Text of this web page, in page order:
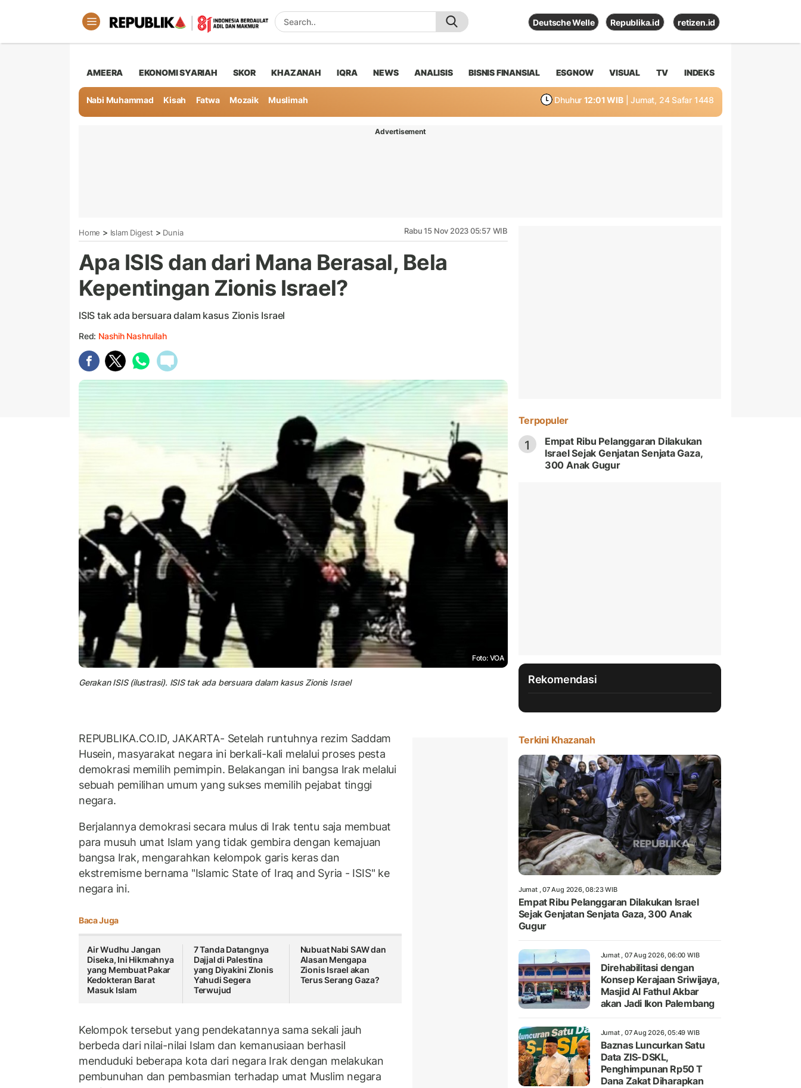
Deutsche Welle Republika.id retizen.id
AMEERA EKONOMI SYARIAH SKOR KHAZANAH IQRA NEWS ANALISIS BISNIS FINANSIAL ESGNOW VISUAL TV INDEKS
Nabi Muhammad Kisah Fatwa Mozaik Muslimah Dhuhur 12:01 WIB | Jumat, 24 Safar 1448
Advertisement
Home > Islam Digest > Dunia Rabu 15 Nov 2023 05:57 WIB
Apa ISIS dan dari Mana Berasal, Bela
Kepentingan Zionis Israel?
ISIS tak ada bersuara dalam kasus Zionis Israel
Red: Nashih Nashrullah
Foto: VOA
Gerakan ISIS (ilustrasi). ISIS tak ada bersuara dalam kasus Zionis Israel
REPUBLIKA.CO.ID, JAKARTA- Setelah runtuhnya rezim Saddam
Husein, masyarakat negara ini berkali-kali melalui proses pesta
demokrasi memilih pemimpin. Belakangan ini bangsa Irak melalui
sebuah pemilihan umum yang sukses memilih pejabat tinggi
negara.
Berjalannya demokrasi secara mulus di Irak tentu saja membuat
para musuh umat Islam yang tidak gembira dengan kemajuan
bangsa Irak, mengarahkan kelompok garis keras dan
ekstremisme bernama "Islamic State of Iraq and Syria - ISIS" ke
negara ini.
Baca Juga
Air Wudhu Jangan
Diseka, Ini Hikmahnya
yang Membuat Pakar
Kedokteran Barat
Masuk Islam
7 Tanda Datangnya
Dajjal di Palestina
yang Diyakini ZIonis
Yahudi Segera
Terwujud
Nubuat Nabi SAW dan
Alasan Mengapa
Zionis Israel akan
Terus Serang Gaza?
Kelompok tersebut yang pendekatannya sama sekali jauh
berbeda dari nilai-nilai Islam dan kemanusiaan berhasil
menduduki beberapa kota dari negara Irak dengan melakukan
pembunuhan dan pembasmian terhadap umat Muslim negara
Terpopuler
1
Empat Ribu Pelanggaran Dilakukan
Israel Sejak Genjatan Senjata Gaza,
300 Anak Gugur
Rekomendasi
Terkini Khazanah
Jumat , 07 Aug 2026, 08:23 WIB
Empat Ribu Pelanggaran Dilakukan Israel
Sejak Genjatan Senjata Gaza, 300 Anak
Gugur
Jumat , 07 Aug 2026, 06:00 WIB
Direhabilitasi dengan
Konsep Kerajaan Sriwijaya,
Masjid Al Fathul Akbar
akan Jadi Ikon Palembang
Jumat , 07 Aug 2026, 05:49 WIB
Baznas Luncurkan Satu
Data ZIS-DSKL,
Penghimpunan Rp50 T
Dana Zakat Diharapkan